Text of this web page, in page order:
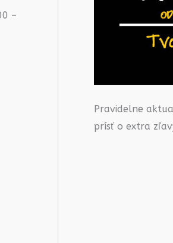
–
Pravidelne
prísť o extra